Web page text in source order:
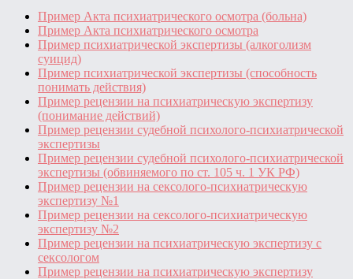
Пример Акта психиатрического осмотра (больна)
Пример Акта психиатрического осмотра
Пример психиатрической экспертизы (алкоголизм
суицид)
Пример психиатрической экспертизы (способность
понимать действия)
Пример рецензии на психиатрическую экспертизу
(понимание действий)
Пример рецензии судебной психолого-психиатрической
экспертизы
Пример рецензии судебной психолого-психиатрической
экспертизы (обвиняемого по ст. 105 ч. 1 УК РФ)
Пример рецензии на сексолого-психиатрическую
экспертизу №1
Пример рецензии на сексолого-психиатрическую
экспертизу №2
Пример рецензии на психиатрическую экспертизу с
сексологом
Пример рецензии на психиатрическую экспертизу